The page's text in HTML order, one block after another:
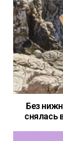
Без
снялась